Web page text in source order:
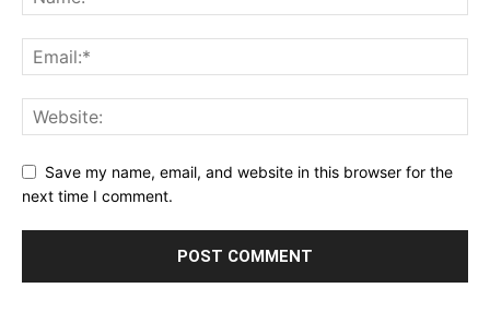
Save my name, email, and website in this browser for the
next time I comment.